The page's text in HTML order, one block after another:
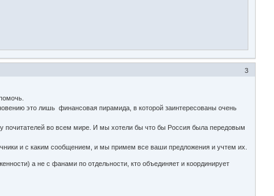
3
это лишь финансовая пирамида, в которой заинтересованы очень
почитателей во всем мире. И мы хотели бы что бы Россия была передовым
и с каким сообщением, и мы примем все ваши предложения и учтем их.
а не с фанами по отдельности, кто объединяет и координирует